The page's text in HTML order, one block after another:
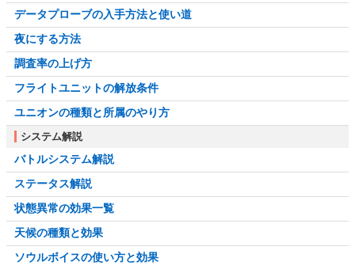
データプローブの入手方法と使い道
夜にする方法
調査率の上げ方
フライトユニットの解放条件
ユニオンの種類と所属のやり方
システム解説
バトルシステム解説
ステータス解説
状態異常の効果一覧
天候の種類と効果
ソウルボイスの使い方と効果